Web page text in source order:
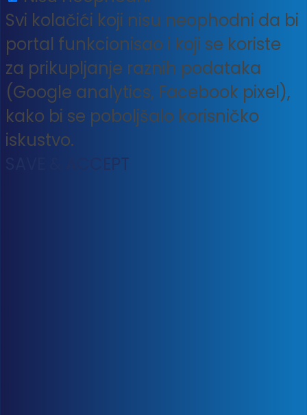
Svi kolačići koji nisu neophodni da bi
portal funkcionisao i koji se koriste
za prikupljanje raznih podataka
(Google analytics, Facebook pixel),
kako bi se poboljšalo korisničko
iskustvo.
SAVE & ACCEPT